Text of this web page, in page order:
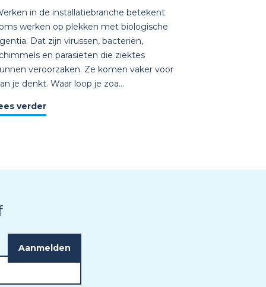
in de installatiebranche betekent
werken op plekken met biologische
Dat zijn virussen, bacteriën,
en parasieten die ziektes
veroorzaken. Ze komen vaker voor
je denkt. Waar loop je zoa...
verder